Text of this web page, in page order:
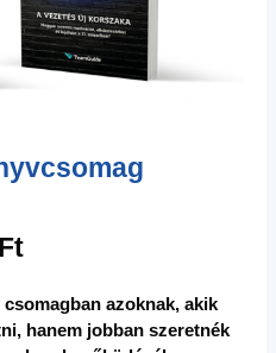
azoknak, akik
hanem jobban szeretnék